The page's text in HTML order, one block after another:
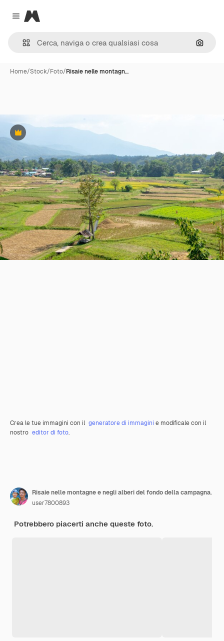
Close menu
Magnific
Cerca
Home/Stock/Foto/Risaie nelle montagn…
Premium
Crea le tue immagini con il generatore di immagini e modificale con il
nostro editor di foto.
Risaie nelle montagne e negli alberi del fondo della campagna.
user7800893
Potrebbero piacerti anche queste foto.